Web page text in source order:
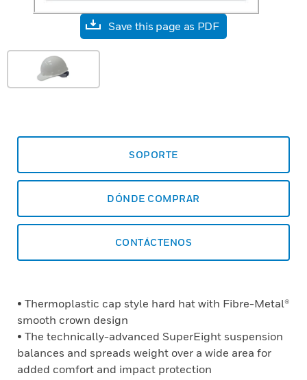
Save this page as PDF
SOPORTE
DÓNDE COMPRAR
CONTÁCTENOS
• Thermoplastic cap style hard hat with Fibre-Metal®
smooth crown design
• The technically-advanced SuperEight suspension
balances and spreads weight over a wide area for
added comfort and impact protection